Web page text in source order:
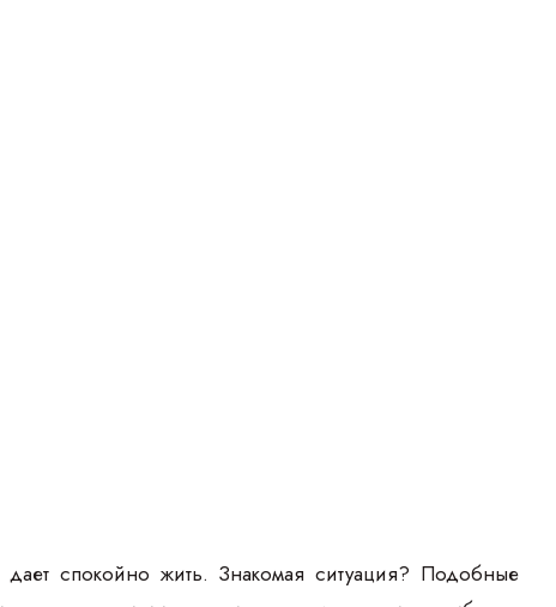
спокойно жить. Знакомая ситуация? Подобные